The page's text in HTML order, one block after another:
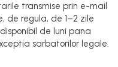
transmise prin e-mail
de regula, de 1–2 zile
de luni pana
sarbatorilor legale.